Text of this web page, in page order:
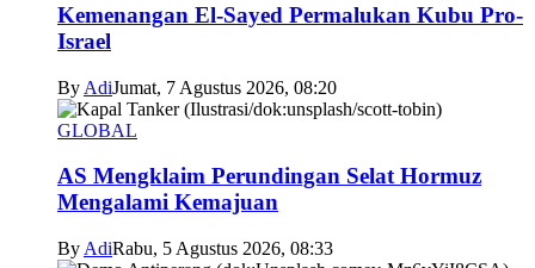
Kemenangan El-Sayed Permalukan Kubu Pro-
Israel
By AdiJumat, 7 Agustus 2026, 08:20
GLOBAL
AS Mengklaim Perundingan Selat Hormuz
Mengalami Kemajuan
By AdiRabu, 5 Agustus 2026, 08:33